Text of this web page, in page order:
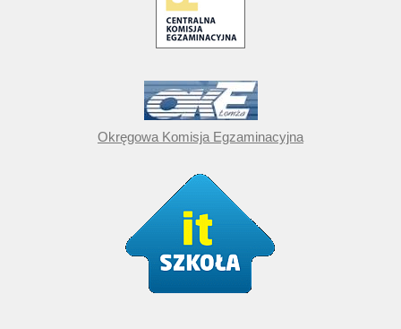
Okręgowa Komisja Egzaminacyjna